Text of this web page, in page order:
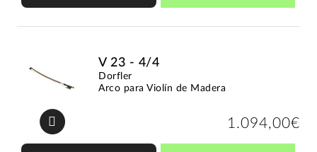
V 23 - 4/4
Dorfler
Arco para Violín de Madera
1.094,00€